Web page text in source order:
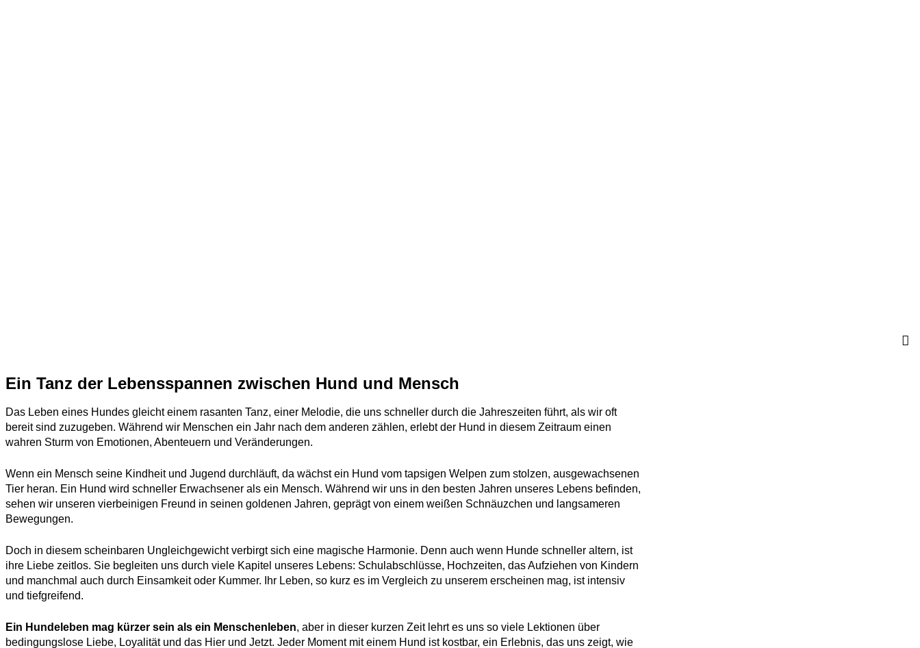
Ein Tanz der Lebensspannen zwischen Hund und Mensch
Das Leben eines Hundes gleicht einem rasanten Tanz, einer Melodie, die uns schneller durch die Jahreszeiten führt, als wir oft
bereit sind zuzugeben. Während wir Menschen ein Jahr nach dem anderen zählen, erlebt der Hund in diesem Zeitraum einen
wahren Sturm von Emotionen, Abenteuern und Veränderungen.
Wenn ein Mensch seine Kindheit und Jugend durchläuft, da wächst ein Hund vom tapsigen Welpen zum stolzen, ausgewachsenen
Tier heran. Ein Hund wird schneller Erwachsener als ein Mensch. Während wir uns in den besten Jahren unseres Lebens befinden,
sehen wir unseren vierbeinigen Freund in seinen goldenen Jahren, geprägt von einem weißen Schnäuzchen und langsameren
Bewegungen.
Doch in diesem scheinbaren Ungleichgewicht verbirgt sich eine magische Harmonie. Denn auch wenn Hunde schneller altern, ist
ihre Liebe zeitlos. Sie begleiten uns durch viele Kapitel unseres Lebens: Schulabschlüsse, Hochzeiten, das Aufziehen von Kindern
und manchmal auch durch Einsamkeit oder Kummer. Ihr Leben, so kurz es im Vergleich zu unserem erscheinen mag, ist intensiv
und tiefgreifend.
Ein Hundeleben mag kürzer sein als ein Menschenleben, aber in dieser kurzen Zeit lehrt es uns so viele Lektionen über
bedingungslose Liebe, Loyalität und das Hier und Jetzt. Jeder Moment mit einem Hund ist kostbar, ein Erlebnis, das uns zeigt, wie